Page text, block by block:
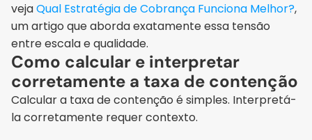
veja Qual Estratégia de Cobrança Funciona Melhor?,
um artigo que aborda exatamente essa tensão
entre escala e qualidade.
Como calcular e interpretar
corretamente a taxa de contenção
Calcular a taxa de contenção é simples. Interpretá-
la corretamente requer contexto.